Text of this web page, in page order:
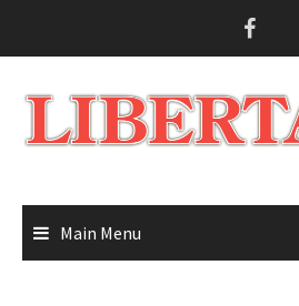
Main Menu